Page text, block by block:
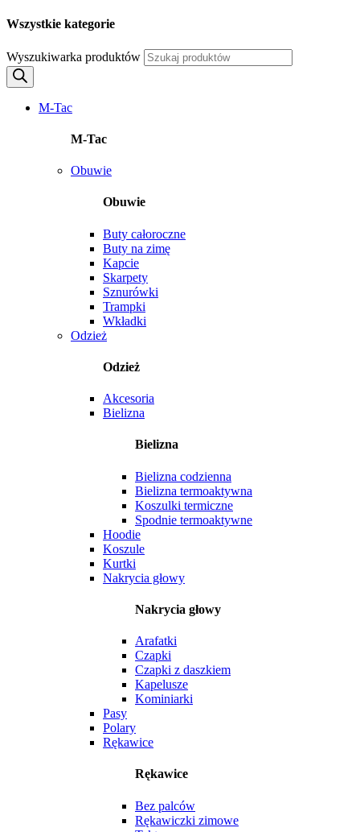
Wszystkie kategorie
Wyszukiwarka produktów
M-Tac
M-Tac
Obuwie
Obuwie
Buty całoroczne
Buty na zimę
Kapcie
Skarpety
Sznurówki
Trampki
Wkładki
Odzież
Odzież
Akcesoria
Bielizna
Bielizna
Bielizna codzienna
Bielizna termoaktywna
Koszulki termiczne
Spodnie termoaktywne
Hoodie
Koszule
Kurtki
Nakrycia głowy
Nakrycia głowy
Arafatki
Czapki
Czapki z daszkiem
Kapelusze
Kominiarki
Pasy
Polary
Rękawice
Rękawice
Bez palców
Rękawiczki zimowe